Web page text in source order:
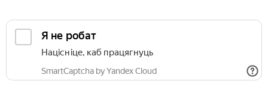
Я не робат
Націсніце, каб працягнуць
SmartCaptcha by Yandex Cloud